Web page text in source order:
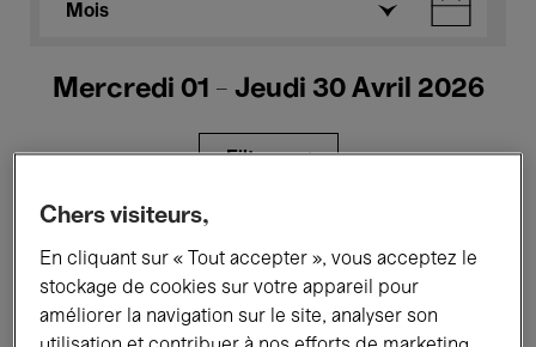
Mois
Mercredi 01 - Jeudi 30 Avril 2026
Filtres
Expositions Films Performances
Chers visiteurs,
En cliquant sur « Tout accepter », vous acceptez le
stockage de cookies sur votre appareil pour
améliorer la navigation sur le site, analyser son